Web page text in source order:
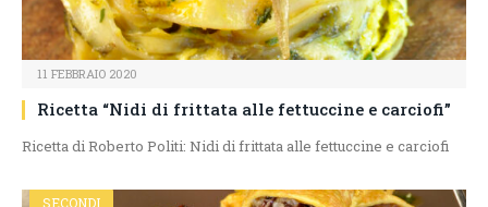
11 FEBBRAIO 2020
Ricetta “Nidi di frittata alle fettuccine e carciofi”
Ricetta di Roberto Politi: Nidi di frittata alle fettuccine e carciofi
SECONDI